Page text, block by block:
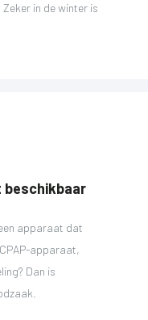
in de winter is
beschikbaar
apparaat dat
apparaat,
Dan is